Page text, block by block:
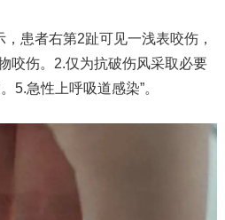
患者右第2趾可见一浅表咬伤，
咬伤。2.仅为抗破伤风采取必要
5.急性上呼吸道感染”。